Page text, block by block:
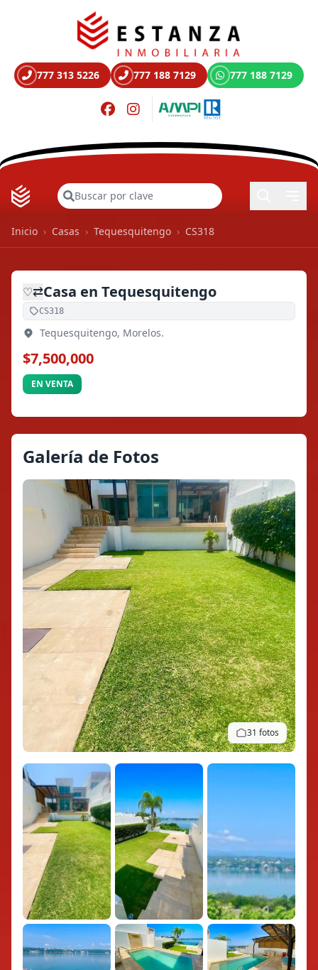
777 313 5226 777 188 7129 777 188 7129
Buscar
Inicio › Casas › Tequesquitengo › CS318
♡⇄Casa en Tequesquitengo
CS318
Tequesquitengo, Morelos.
$7,500,000
EN VENTA
Galería de Fotos
31 fotos